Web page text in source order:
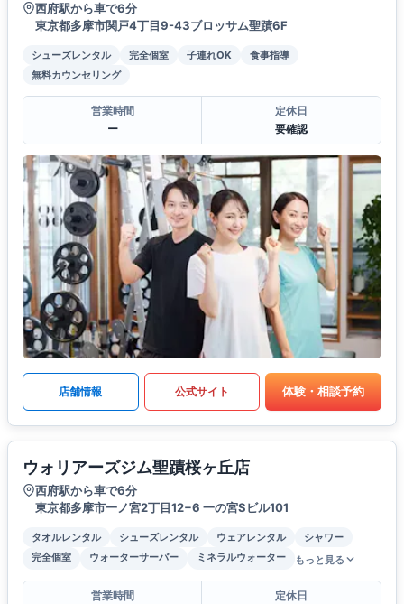
西府駅から車で6分
東京都多摩市関戸4丁目9-43ブロッサム聖蹟6F
シューズレンタル 完全個室 子連れOK
食事指導
無料カウンセリング
営業時間
ー
定休日
要確認
店舗情報 公式サイト 体験・相談予約
ウォリアーズジム聖蹟桜ヶ丘店
西府駅から車で6分
東京都多摩市一ノ宮2丁目12−6 一の宮Sビル101
タオルレンタル シューズレンタル ウェアレンタル
シャワー
完全個室
ウォーターサーバー ミネラルウォーター もっと見る
営業時間
定休日